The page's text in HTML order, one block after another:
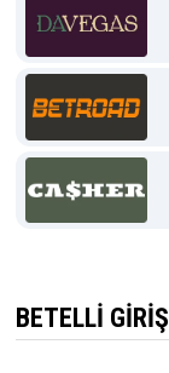
BETELLI GIRIŞ